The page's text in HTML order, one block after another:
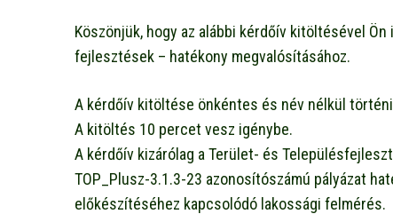
Köszönjük, hogy az alábbi kérdőív kitöltésével
fejlesztések – hatékony megvalósításához.
A kérdőív kitöltése önkéntes és név nélkül
A kitöltés 10 percet vesz igénybe.
A kérdőív kizárólag a Terület- és
TOP_Plusz-3.1.3-23 azonosítószámú pályázat
előkészítéséhez kapcsolódó lakossági felmérés.